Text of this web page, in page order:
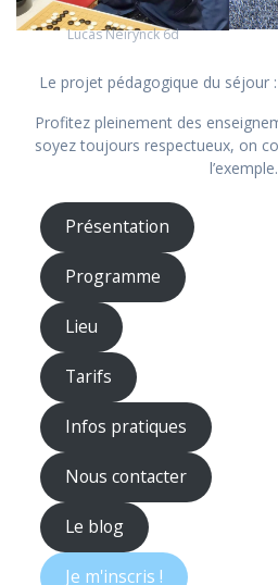
Lucas Neirynck 6d
Le projet pédagogique du séjour :
Profitez pleinement des
soyez toujours respectueux, on
l’exemple.
Présentation
Programme
Lieu
Tarifs
Infos pratiques
Nous contacter
Le blog
Je m'inscris !